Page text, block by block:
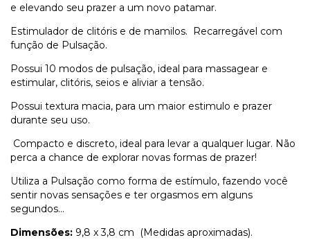
e elevando seu prazer a um novo patamar.
Estimulador de clitóris e de mamilos. Recarregável com
função de Pulsação.
Possui 10 modos de pulsação, ideal para massagear e
estimular, clitóris, seios e aliviar a tensão.
Possui textura macia, para um maior estimulo e prazer
durante seu uso.
Compacto e discreto, ideal para levar a qualquer lugar. Não
perca a chance de explorar novas formas de prazer!
Utiliza a Pulsação como forma de estímulo, fazendo você
sentir novas sensações e ter orgasmos em alguns
segundos...
Dimensões: 9,8 x 3,8 cm (Medidas aproximadas).